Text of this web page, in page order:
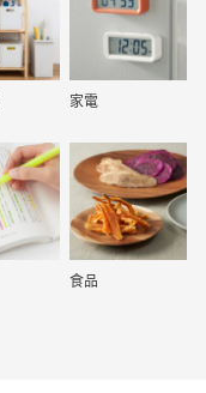
家電
食品